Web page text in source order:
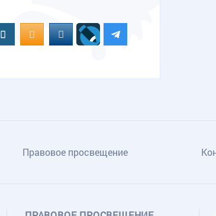
ВконтактеOK.RUMAIL.RU
Правовое просвещение